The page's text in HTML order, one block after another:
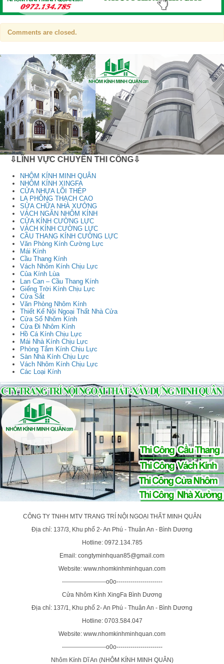
Comments are closed.
⇩LĨNH VỰC CHUYÊN THI CÔNG⇩
NHÔM KÍNH MINH QUÂN
NHÔM KÍNH XINGFA
CỬA NHỰA LÕI THÉP
LA PHÔNG THẠCH CAO
SỬA CHỮA NHÀ XƯỞNG
VÁCH NGĂN NHÔM KÍNH
CỬA KÍNH CƯỜNG LỰC
VÁCH KÍNH CƯỜNG LỰC
CẦU THANG KÍNH CƯỜNG LỰC
Văn Phòng Kính Cường Lực
Mái Kính
Cầu Thang Kính
Vách Nhôm Kính Chịu Lực
Của Kính Lùa
Lan Can – Cầu Thang Kính
Giếng Trời Kính Chịu Lực
Cửa Sắt
Văn Phòng Nhôm Kính
Thiết Kế Nội Ngoại Thất Nhà Cửa
Cửa Sổ Nhôm Kính
Cửa Đi Nhôm Kính
Hồ Cá Kính Chịu Lực
Mái Nhà Kính Chịu Lực
Phòng Tắm Kính Chịu Lực
Sàn Nhà Kính Chịu Lực
Vách Nhôm Kính Chịu Lực
Các Loại Kính
CÔNG TY TNHH MTV TRANG TRÍ NỘI NGOẠI THẤT MINH QUÂN
Địa chỉ: 137/3, Khu phố 2- An Phú - Thuân An - Bình Dương
Hotline: 0972.134.785
Email: congtyminhquan85@gmail.com
Website: www.nhomkinhminhquan.com
----------------------o0o-----------------------
Cửa Nhôm Kính XingFa Bình Dương
Địa chỉ: 137/1, Khu phố 2- An Phú - Thuân An - Bình Dương
Hotline: 0703.584.047
Website: www.nhomkinhminhquan.com
----------------------o0o-----------------------
Nhôm Kính Dĩ An (NHÔM KÍNH MINH QUÂN)